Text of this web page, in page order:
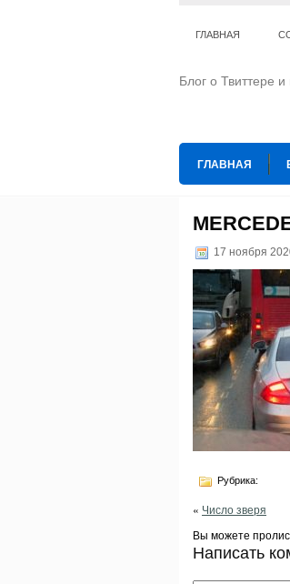
ГЛАВНАЯ
Блог о Твиттере
ГЛАВНАЯ
ТЕ КОГО
17 ноября
Рубрика:
« Число зверя
Вы можете
Написать